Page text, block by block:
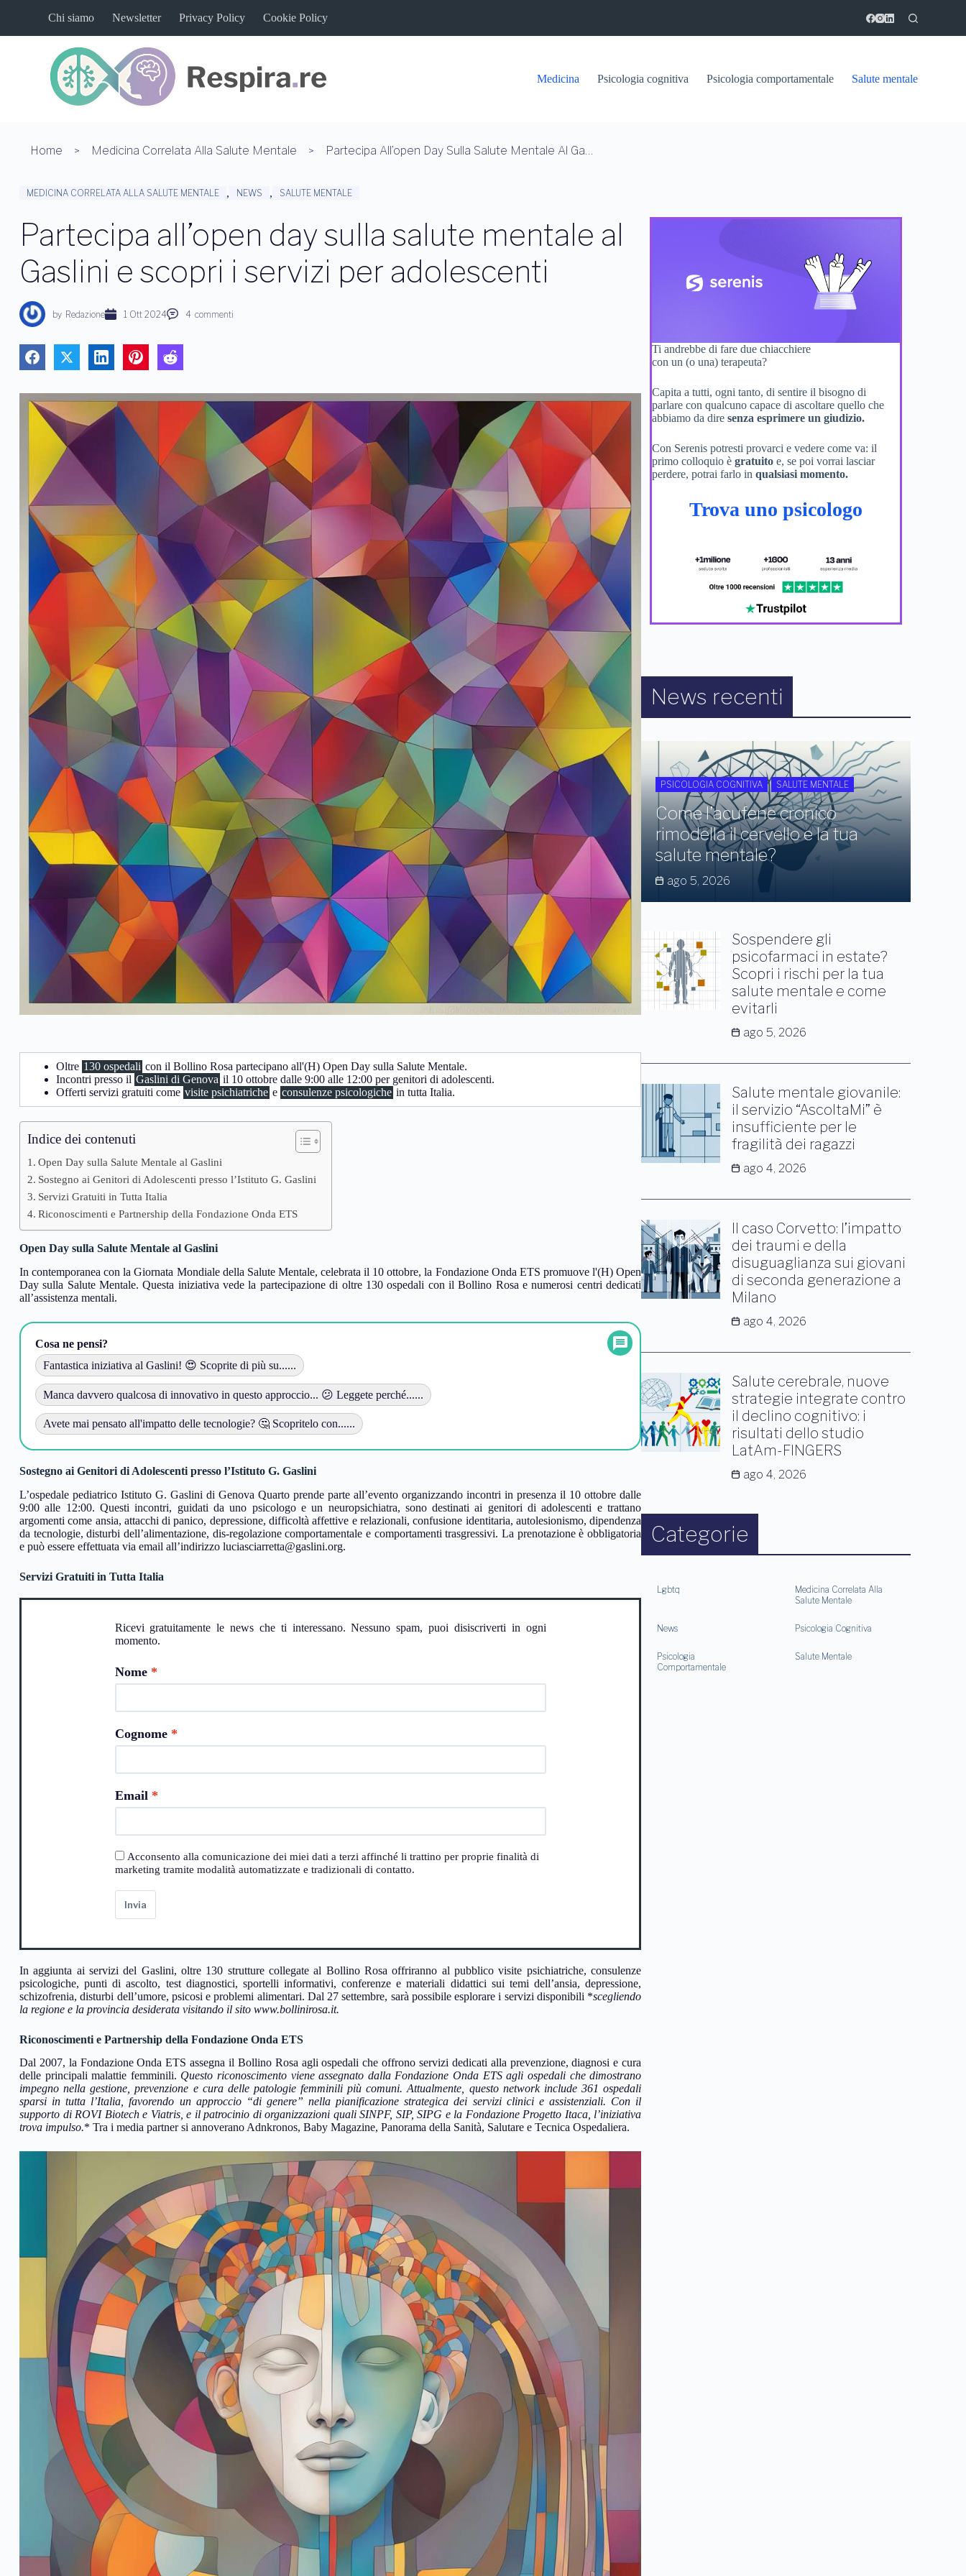
l
Chi siamo Newsletter Privacy Policy Cookie Policy
Medicina Psicologia cognitiva Psicologia comportamentale Salute mentale
Home Medicina Correlata Alla Salute Mentale Partecipa All’open Day Sulla Salute Mentale Al Gaslini E Scopri I Servizi Per Adolescenti
MEDICINA CORRELATA ALLA SALUTE MENTALE , NEWS , SALUTE MENTALE
Partecipa all’open day sulla salute mentale al
Gaslini e scopri i servizi per adolescenti
by Redazione 1 Ott 2024 4 commenti
Oltre 130 ospedali con il Bollino Rosa partecipano all'(H) Open Day sulla Salute Mentale.
Incontri presso il Gaslini di Genova il 10 ottobre dalle 9:00 alle 12:00 per genitori di adolescenti.
Offerti servizi gratuiti come visite psichiatriche e consulenze psicologiche in tutta Italia.
Indice dei contenuti
Open Day sulla Salute Mentale al Gaslini
Sostegno ai Genitori di Adolescenti presso l’Istituto G. Gaslini
Servizi Gratuiti in Tutta Italia
Riconoscimenti e Partnership della Fondazione Onda ETS
Open Day sulla Salute Mentale al Gaslini
In contemporanea con la Giornata Mondiale della Salute Mentale, celebrata il 10 ottobre, la Fondazione Onda ETS promuove l'(H) Open
Day sulla Salute Mentale. Questa iniziativa vede la partecipazione di oltre 130 ospedali con il Bollino Rosa e numerosi centri dedicati
all’assistenza mentali.
Cosa ne pensi?
Fantastica iniziativa al Gaslini! 😍 Scoprite di più su......
Manca davvero qualcosa di innovativo in questo approccio... 😕 Leggete perché......
Avete mai pensato all'impatto delle tecnologie? 🤔 Scopritelo con......
Sostegno ai Genitori di Adolescenti presso l’Istituto G. Gaslini
L’ospedale pediatrico Istituto G. Gaslini di Genova Quarto prende parte all’evento organizzando incontri in presenza il 10 ottobre dalle
9:00 alle 12:00. Questi incontri, guidati da uno psicologo e un neuropsichiatra, sono destinati ai genitori di adolescenti e trattano
argomenti come ansia, attacchi di panico, depressione, difficoltà affettive e relazionali, confusione identitaria, autolesionismo, dipendenza
da tecnologie, disturbi dell’alimentazione, dis-regolazione comportamentale e comportamenti trasgressivi. La prenotazione è obbligatoria
e può essere effettuata via email all’indirizzo luciasciarretta@gaslini.org.
Servizi Gratuiti in Tutta Italia
Ricevi gratuitamente le news che ti interessano. Nessuno spam, puoi disiscriverti in ogni
momento.
Nome
Cognome
Email
Acconsento alla comunicazione dei miei dati a terzi affinché li trattino per proprie finalità di
marketing tramite modalità automatizzate e tradizionali di contatto.
Invia
In aggiunta ai servizi del Gaslini, oltre 130 strutture collegate al Bollino Rosa offriranno al pubblico visite psichiatriche, consulenze
psicologiche, punti di ascolto, test diagnostici, sportelli informativi, conferenze e materiali didattici sui temi dell’ansia, depressione,
schizofrenia, disturbi dell’umore, psicosi e problemi alimentari. Dal 27 settembre, sarà possibile esplorare i servizi disponibili *scegliendo
la regione e la provincia desiderata visitando il sito www.bollinirosa.it.
Riconoscimenti e Partnership della Fondazione Onda ETS
Dal 2007, la Fondazione Onda ETS assegna il Bollino Rosa agli ospedali che offrono servizi dedicati alla prevenzione, diagnosi e cura
delle principali malattie femminili. Questo riconoscimento viene assegnato dalla Fondazione Onda ETS agli ospedali che dimostrano
impegno nella gestione, prevenzione e cura delle patologie femminili più comuni. Attualmente, questo network include 361 ospedali
sparsi in tutta l’Italia, favorendo un approccio “di genere” nella pianificazione strategica dei servizi clinici e assistenziali. Con il
supporto di ROVI Biotech e Viatris, e il patrocinio di organizzazioni quali SINPF, SIP, SIPG e la Fondazione Progetto Itaca, l’iniziativa
trova impulso.* Tra i media partner si annoverano Adnkronos, Baby Magazine, Panorama della Sanità, Salutare e Tecnica Ospedaliera.
Ti andrebbe di fare due chiacchiere
con un (o una) terapeuta?
Capita a tutti, ogni tanto, di sentire il bisogno di
parlare con qualcuno capace di ascoltare quello che
abbiamo da diresenza esprimere un giudizio.
Con Serenis potresti provarci e vedere come va: il
primo colloquio ègratuito e, se poi vorrai lasciar
perdere, potrai farlo inqualsiasi momento.
Trova uno psicologo
News recenti
PSICOLOGIA COGNITIVA SALUTE MENTALE
Come l’acufene cronico
rimodella il cervello e la tua
salute mentale?
ago 5, 2026
Sospendere gli
psicofarmaci in estate?
Scopri i rischi per la tua
salute mentale e come
evitarli
ago 5, 2026
Salute mentale giovanile:
il servizio “AscoltaMi” è
insufficiente per le
fragilità dei ragazzi
ago 4, 2026
Il caso Corvetto: l’impatto
dei traumi e della
disuguaglianza sui giovani
di seconda generazione a
Milano
ago 4, 2026
Salute cerebrale, nuove
strategie integrate contro
il declino cognitivo: i
risultati dello studio
LatAm-FINGERS
ago 4, 2026
Categorie
Lgbtq
Medicina Correlata Alla
Salute Mentale
News Psicologia Cognitiva
Psicologia
Comportamentale
Salute Mentale